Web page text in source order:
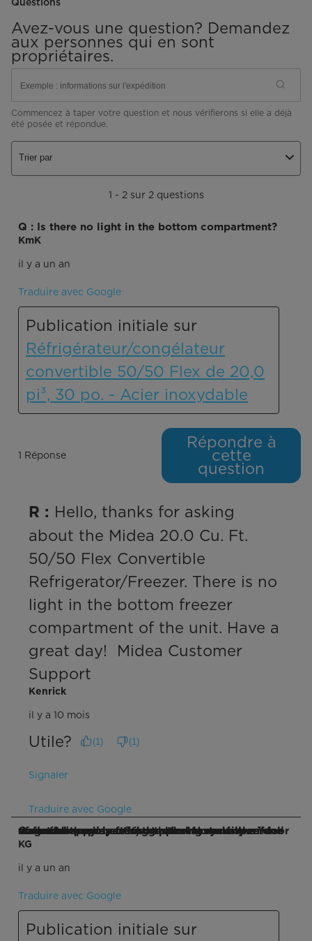
Avez-vous une question? Demandez
aux personnes qui en sont
propriétaires.
Commencez à taper votre question et nous vérifierons si elle a déjà
été posée et répondue.
1 - 2 sur 2 questions
Trier par
Q : Is there no light in the bottom compartment?
KmK
il y a un an
Traduire avec Google
Publication initiale sur
Réfrigérateur/congélateur
convertible 50/50 Flex de 20,0
pi³, 30 po. - Acier inoxydable
1 Réponse
Répondre à
cette
question
R : Hello, thanks for asking
about the Midea 20.0 Cu. Ft.
50/50 Flex Convertible
Refrigerator/Freezer. There is no
light in the bottom freezer
compartment of the unit. Have a
great day!  Midea Customer
Support
Kenrick
il y a 10 mois
Utile? (1 ) (1 )
Signaler
Traduire avec Google
Q : Is there a way or suggestion to make the "door magnets" work better so that when you open one door and then close it, the other door will sometime pop open? Just about lost a freezer full of food because of this happening and my wife was not happy!
KG
il y a un an
Traduire avec Google
Publication initiale sur